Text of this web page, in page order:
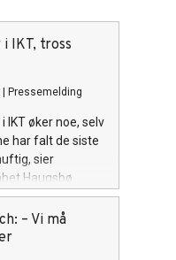
IKT, tross
Pressemelding
IKT øker noe, selv
har falt de siste
sier
Haugsbø
– Vi må